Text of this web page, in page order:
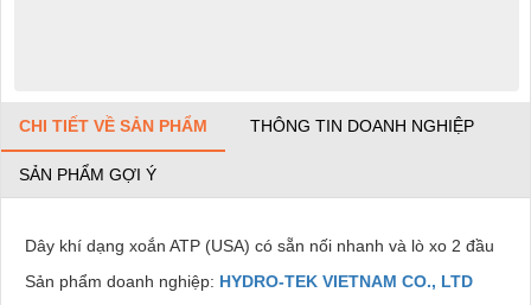
CHI TIẾT VỀ SẢN PHẨM THÔNG TIN DOANH NGHIỆP
SẢN PHẨM GỢI Ý
Dây khí dạng xoắn ATP (USA) có sẵn nối nhanh và lò xo 2 đầu
Sản phẩm doanh nghiệp: HYDRO-TEK VIETNAM CO., LTD